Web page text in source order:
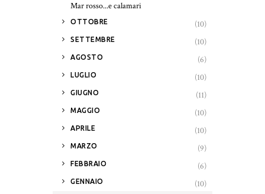
Mar rosso...e calamari
► OTTOBRE (10)
► SETTEMBRE (10)
► AGOSTO (6)
► LUGLIO (10)
► GIUGNO (11)
► MAGGIO (10)
► APRILE (10)
► MARZO (9)
► FEBBRAIO (6)
► GENNAIO (10)